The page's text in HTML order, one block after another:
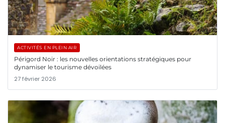
ACTIVITÉS EN PLEIN AIR
Périgord Noir : les nouvelles orientations stratégiques pour
dynamiser le tourisme dévoilées
27 février 2026